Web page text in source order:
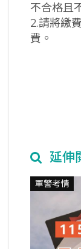
不合格且
2.請將繳
費。
延伸
軍警考情